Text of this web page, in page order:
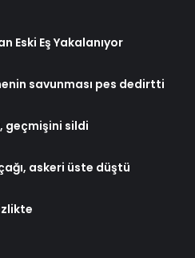
Eski Eş Yakalanıyor
savunması pes dedirtti
geçmişini sildi
askeri üste düştü